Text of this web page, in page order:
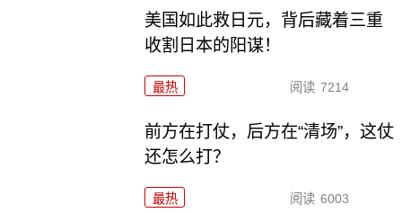
美国如此救日元，背后藏着三重
收割日本的阳谋！
最热 阅读 7214
前方在打仗，后方在“清场”，这仗
还怎么打？
最热 阅读 6003